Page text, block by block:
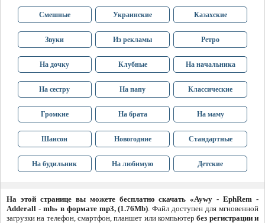
Смешные Украинские Казахские
Звуки Из рекламы Ретро
На дочку Клубные На начальника
На сестру На папу Классические
Громкие На брата На маму
Шансон Новогодние Стандартные
На будильник На любимую Детские
На этой странице вы можете бесплатно скачать «Aywy - EphRem -
Adderall - mh» в формате mp3, (1.76Mb). Файл доступен для мгновенной
загрузки на телефон, смартфон, планшет или компьютербез регистрации и